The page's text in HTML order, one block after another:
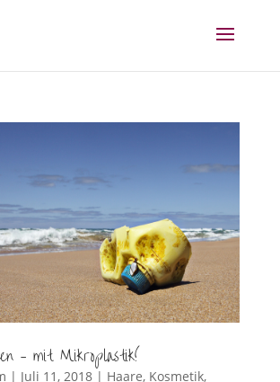
– mit Mikroplastik!
| Juli 11, 2018| Haare, Kosmetik,